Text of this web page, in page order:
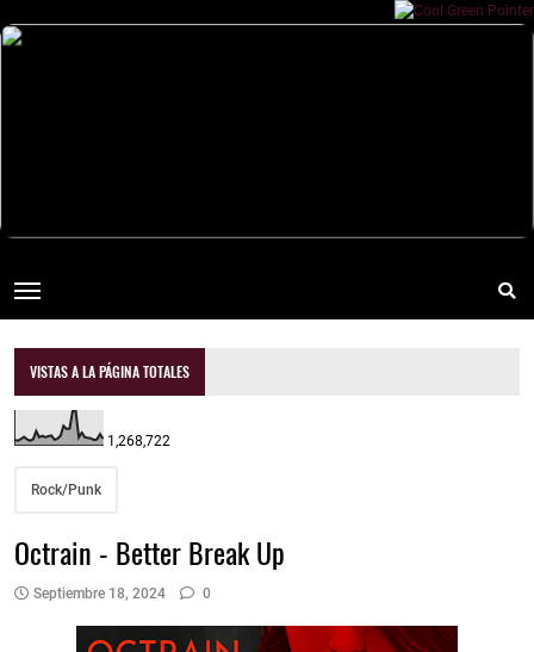
VISTAS A LA PÁGINA TOTALES
1,268,722
Rock/Punk
Octrain - Better Break Up
Septiembre 18, 2024 0